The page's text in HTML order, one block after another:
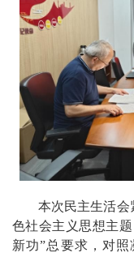
本次民主生活会
色社会主义思想主
新功”总要求，对